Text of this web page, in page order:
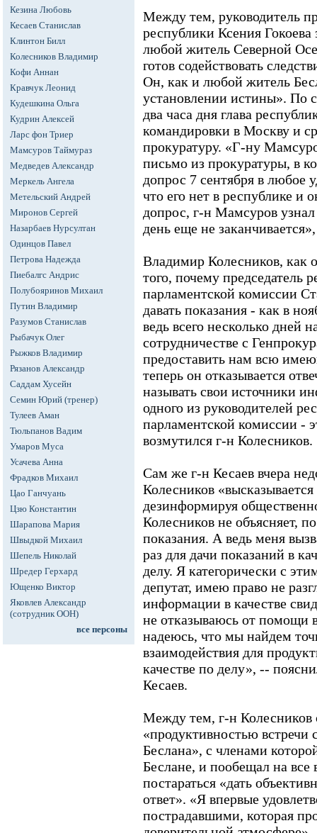
Кезина Любовь
Кесаев Станислав
Клинтон Билл
Колесников Владимир
Кофи Аннан
Кравчук Леонид
Кудешкина Ольга
Кудрин Алексей
Ларс фон Триер
Мамсуров Таймураз
Медведев Александр
Меркель Ангела
Метельский Андрей
Миронов Сергей
Назарбаев Нурсултан
Одинцов Павел
Петрова Надежда
Пиебалгс Андрис
Полубояринов Михаил
Путин Владимир
Разумов Станислав
Рыбачук Олег
Рыжков Владимир
Рязанов Александр
Саддам Хусейн
Семин Юрий (тренер)
Тулеев Аман
Тюльпанов Вадим
Умаров Муса
Усачева Анна
Фрадков Михаил
Цао Ганчуань
Цзю Константин
Шарапова Мария
Швыдкой Михаил
Шепель Николай
Шредер Герхард
Ющенко Виктор
Яковлев Александр
(сотрудник ООН)
все персоны
Между тем, руководитель
республики Ксения Гокоева
любой житель Северной
готов содействовать
Он, как и любой житель
установлении истины». По
два часа дня глава
командировки в Москву и
прокуратуру. «Г-ну
письмо из прокуратуры, в
допрос 7 сентября в любое
что его нет в республике и
допрос, г-н Мамсуров
день еще не
Владимир Колесников, как
того, почему председатель
парламентской комиссии
давать показания - как в
ведь всего несколько дней
сотрудничестве с
предоставить нам всю
теперь он отказывается
называть свои источники
одного из руководителей
парламентской комиссии -
возмутился г-н Колесников.
Сам же г-н Кесаев вчера
Колесников
дезинформируя
Колесников не объясняет,
показания. А ведь меня
раз для дачи показаний в
делу. Я категорически с
депутат, имею право не
информации в качестве
не отказываюсь от помощи
надеюсь, что мы найдем
взаимодействия для
качестве по делу», --
Кесаев.
Между тем, г-н Колесников
«продуктивностью
Беслана», с членами
Беслане, и пообещал на
постараться «дать
ответ». «Я впервые
пострадавшими, которая